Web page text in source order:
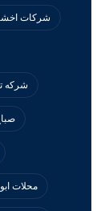
شركات
شركه
محلات